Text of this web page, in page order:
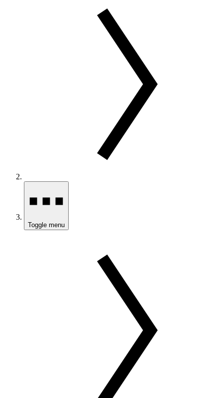
Toggle menu